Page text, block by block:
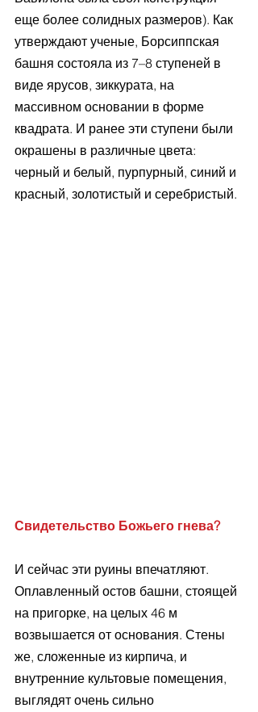
еще более солидных размеров). Как
утверждают ученые, Борсиппская
башня состояла из 7–8 ступеней в
виде ярусов, зиккурата, на
массивном основании в форме
квадрата. И ранее эти ступени были
окрашены в различные цвета:
черный и белый, пурпурный, синий и
красный, золотистый и серебристый.
Свидетельство Божьего гнева?
И сейчас эти руины впечатляют.
Оплавленный остов башни, стоящей
на пригорке, на целых 46 м
возвышается от основания. Стены
же, сложенные из кирпича, и
внутренние культовые помещения,
выглядят очень сильно